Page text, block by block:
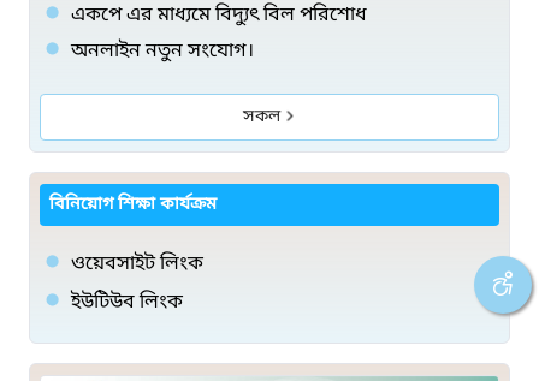
একপে এর মাধ্যমে বিদ্যুৎ বিল পরিশোধ
অনলাইন নতুন সংযোগ।
সকল
বিনিয়োগ শিক্ষা কার্যক্রম
ওয়েবসাইট লিংক
ইউটিউব লিংক